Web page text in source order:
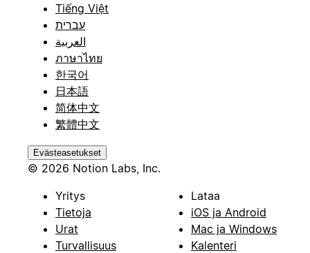
Tiếng Việt
עברית
العربية
ภาษาไทย
한국어
日本語
简体中文
繁體中文
Evästeasetukset
© 2026 Notion Labs, Inc.
Yritys
Tietoja
Urat
Turvallisuus
Lataa
iOS ja Android
Mac ja Windows
Kalenteri